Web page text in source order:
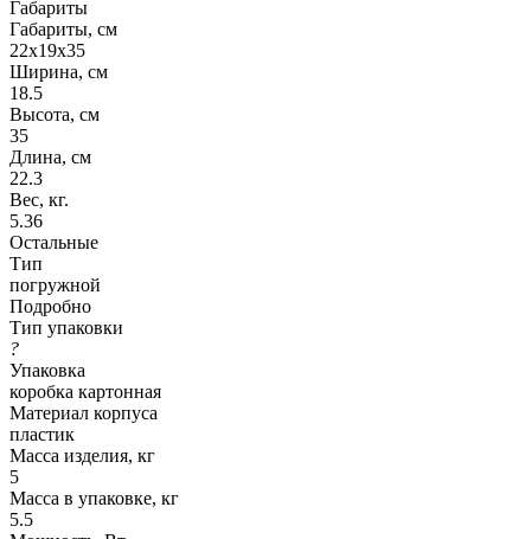
Габариты
Габариты, см
22х19х35
Ширина, см
18.5
Высота, см
35
Длина, см
22.3
Вес, кг.
5.36
Остальные
Тип
погружной
Подробно
Тип упаковки
?
Упаковка
коробка картонная
Материал корпуса
пластик
Масса изделия, кг
5
Масса в упаковке, кг
5.5